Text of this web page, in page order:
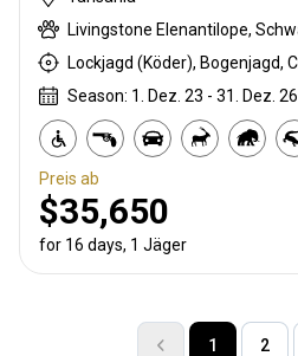
Season: 1. Dez. 23 - 31. Dez. 26
Preis ab
$35,650
for 16 days, 1 Jäger
1 2